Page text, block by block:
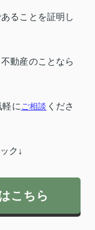
ることを証明し
動産のことなら
に ご相談 くださ
ク↓
こちら